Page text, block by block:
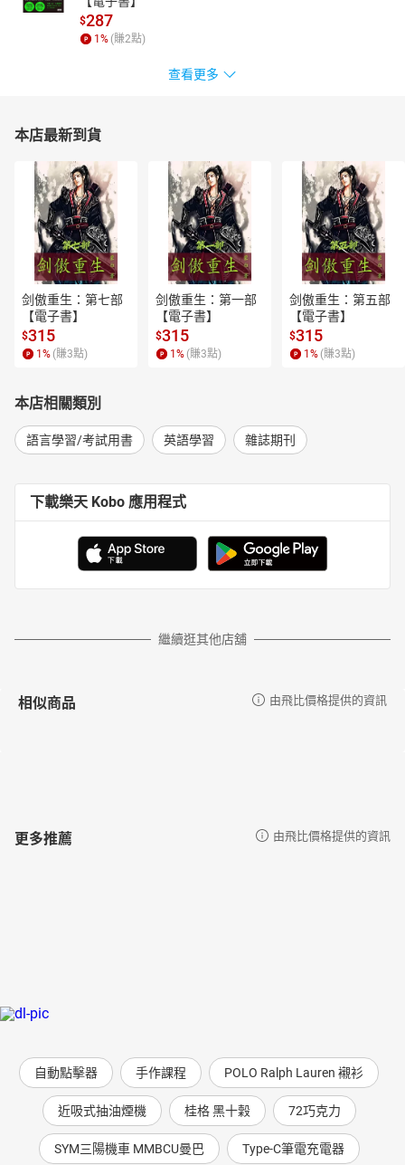
$287
1 % (賺2點)
查看更多
本店最新到貨
剑傲重生：第七部
【電子書】
$315
1 % (賺3點)
剑傲重生：第一部
【電子書】
$315
1 % (賺3點)
剑傲重生：第五部
【電子書】
$315
1 % (賺3點)
本店相關類別
語言學習/考試用書 英語學習 雜誌期刊
下載樂天 Kobo 應用程式
繼續逛其他店舖
相似商品 由飛比價格提供的資訊
更多推薦 由飛比價格提供的資訊
自動點擊器 手作課程 POLO Ralph Lauren 襯衫
近吸式抽油煙機 桂格 黑十穀 72巧克力
SYM三陽機車 MMBCU曼巴 Type-C筆電充電器